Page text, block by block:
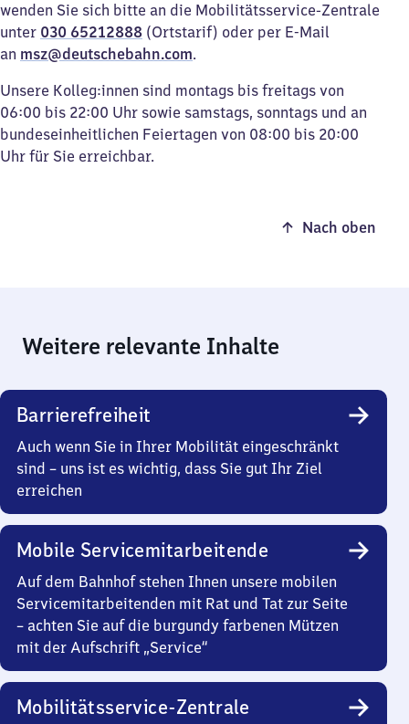
wenden Sie sich bitte an die Mobilitätsservice-Zentrale
unter 030 65212888 (Ortstarif) oder per E-Mail
an msz@deutschebahn.com.
Unsere Kolleg:innen sind montags bis freitags von
06:00 bis 22:00 Uhr sowie samstags, sonntags und an
bundeseinheitlichen Feiertagen von 08:00 bis 20:00
Uhr für Sie erreichbar.
Nach oben
Weitere relevante Inhalte
Barrierefreiheit
Auch wenn Sie in Ihrer Mobilität eingeschränkt
sind – uns ist es wichtig, dass Sie gut Ihr Ziel
erreichen
Mobile Servicemitarbeitende
Auf dem Bahnhof stehen Ihnen unsere mobilen
Servicemitarbeitenden mit Rat und Tat zur Seite
– achten Sie auf die burgundy farbenen Mützen
mit der Aufschrift „Service“
Mobilitätsservice-Zentrale